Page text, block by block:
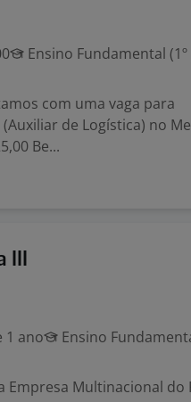
Ensino Fundamental
com uma vaga para
de Logística) no
Be...
1 ano
Ensino
Empresa Multinacional do